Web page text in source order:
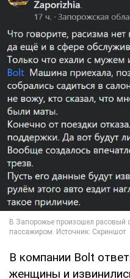
В компании Bolt
женщины и